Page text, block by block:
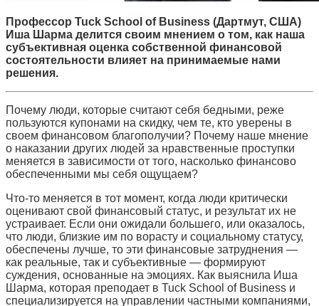
Профессор Tuck School of Business (Дартмут, США)
Иша Шарма делится своим мнением о том, как наша
субъективная оценка собственной финансовой
состоятельности влияет на принимаемые нами
решения.
Почему люди, которые считают себя бедными, реже
пользуются купонами на скидку, чем те, кто уверены в
своем финансовом благополучии? Почему наше мнение
о наказании других людей за нравственные проступки
меняется в зависимости от того, насколько финансово
обеспеченными мы себя ощущаем?
Что-то меняется в тот момент, когда люди критически
оценивают свой финансовый статус, и результат их не
устраивает. Если они ожидали большего, или оказалось,
что люди, близкие им по ворасту и социальному статусу,
обеспечены лучше, то эти финансовые затруднения —
как реальные, так и субъективные — формируют
суждения, основанные на эмоциях. Как выяснила Иша
Шарма, которая преподает в Tuck School of Business и
специализируется на управлении частными компаниями,